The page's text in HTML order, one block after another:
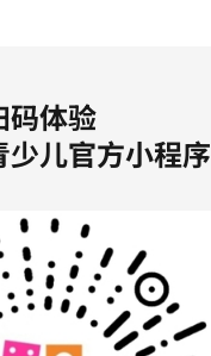
码体验
少儿官方小程序